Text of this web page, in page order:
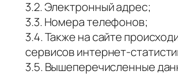
3.2. Электронный адрес;
3.3. Номера телефонов;
3.4. Также на сайте
сервисов интернет-
3.5. Вышеперечисленные